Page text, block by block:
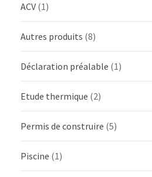
ACV (1)
Autres produits (8)
Déclaration préalable (1)
Etude thermique (2)
Permis de construire (5)
Piscine (1)